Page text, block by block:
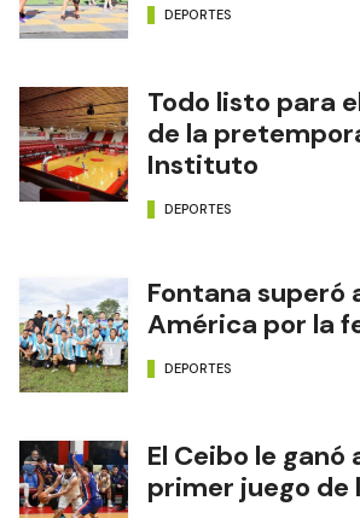
DEPORTES
Todo listo para
de la
Instituto
DEPORTES
Fontana superó
América por la
DEPORTES
El Ceibo le
primer juego de